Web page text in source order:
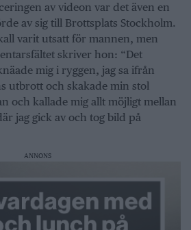
av videon var det även en
av sig till Brottsplats Stockholm.
varit utsatt för mannen, men
skriver hon: “Det
mig i ryggen, jag sa ifrån
utbrott och skakade min stol
och kallade mig allt möjligt mellan
jag gick av och tog bild på
ANNONS